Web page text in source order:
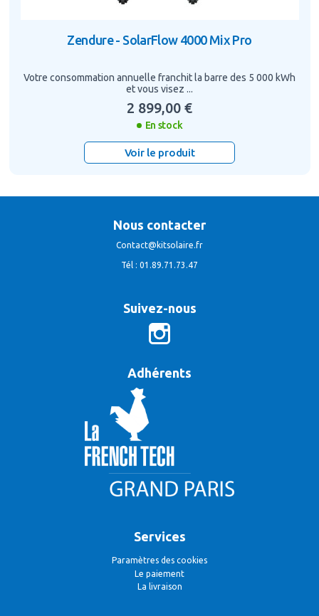
Zendure - SolarFlow 4000 Mix Pro
Votre consommation annuelle franchit la barre des 5 000 kWh
et vous visez ...
2 899,00 €
En stock
Voir le produit
Nous contacter
Contact@kitsolaire.fr
Tél : 01.89.71.73.47
Suivez-nous
Adhérents
Services
Paramètres des cookies
Le paiement
La livraison